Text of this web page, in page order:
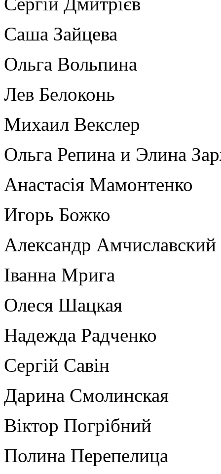
Саша Зайцева
Ольга Вольпина
Лев Белоконь
Михаил Векслер
Ольга Репина и Элина
Анастасія Мамонтенко
Игорь Божко
Александр Амчиславский
Іванна Мрига
Олеся Шацкая
Надежда Радченко
Сергій Савін
Дарина Смолинская
Віктор Погрібний
Полина Перепелица